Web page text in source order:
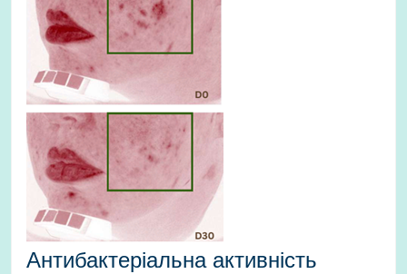
Антибактеріальна активність